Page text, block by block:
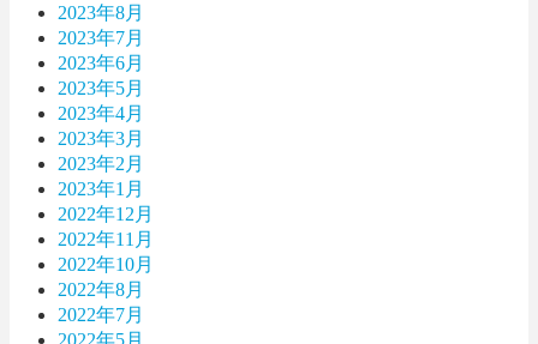
2023年8月
2023年7月
2023年6月
2023年5月
2023年4月
2023年3月
2023年2月
2023年1月
2022年12月
2022年11月
2022年10月
2022年8月
2022年7月
2022年5月